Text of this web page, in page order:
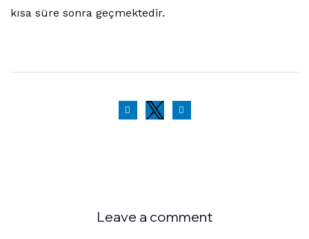
kısa süre sonra geçmektedir.
Leave a comment